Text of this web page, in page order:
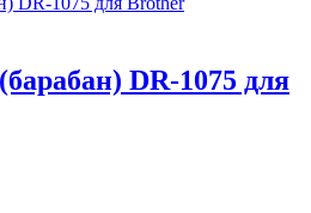
DR-1075 для